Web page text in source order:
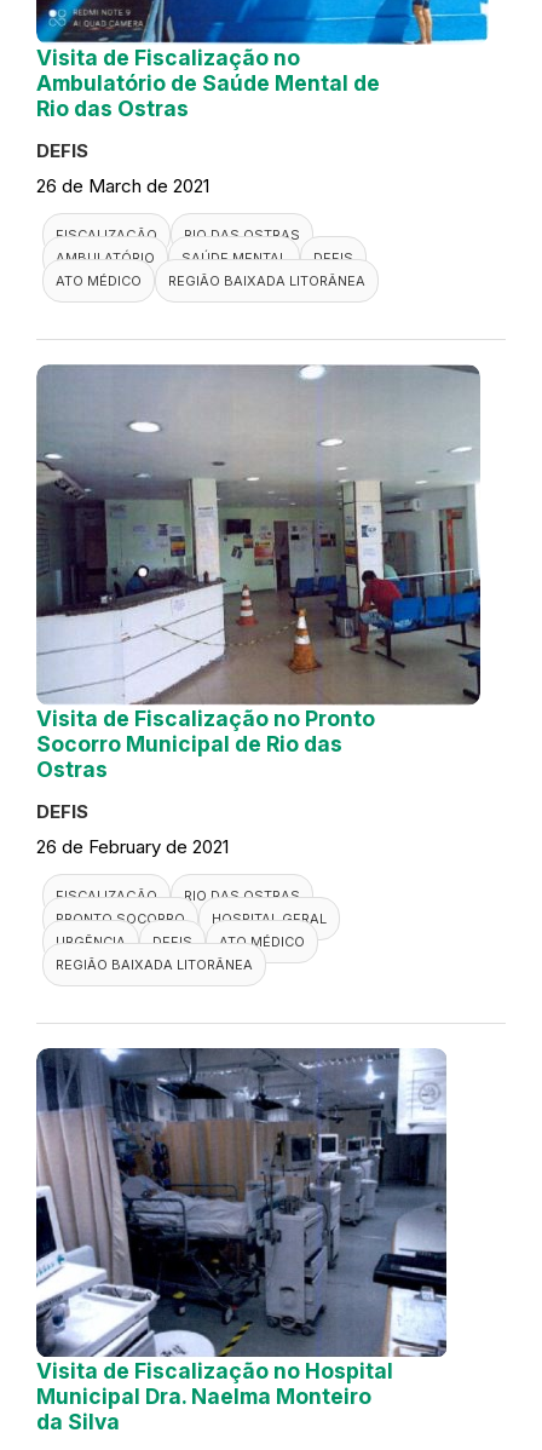
Visita de Fiscalização no
Ambulatório de Saúde Mental de
Rio das Ostras
DEFIS
26 de March de 2021
FISCALIZAÇÃO
RIO DAS OSTRAS
AMBULATÓRIO
SAÚDE MENTAL
DEFIS
ATO MÉDICO
REGIÃO BAIXADA LITORÂNEA
Visita de Fiscalização no Pronto
Socorro Municipal de Rio das
Ostras
DEFIS
26 de February de 2021
FISCALIZAÇÃO
RIO DAS OSTRAS
PRONTO SOCORRO
HOSPITAL GERAL
URGÊNCIA
DEFIS
ATO MÉDICO
REGIÃO BAIXADA LITORÂNEA
Visita de Fiscalização no Hospital
Municipal Dra. Naelma Monteiro
da Silva